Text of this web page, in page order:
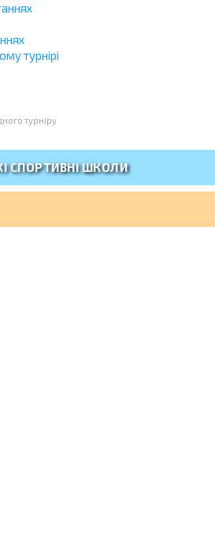
турнірі
турніру
СПОРТИВНІ ШКОЛИ